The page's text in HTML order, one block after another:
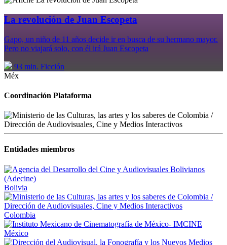
La revolución de Juan Escopeta
Gapo, un niño de 11 años decide ir en busca de su hermano mayor.
Pero no viajará solo, con él irá Juan Escopeta
93 min. Ficción
Méx
Coordinación Plataforma
Entidades miembros
Bolivia
Colombia
México